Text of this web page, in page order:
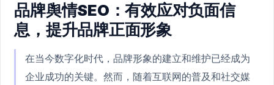
品牌舆情SEO：有效应对负面信
息，提升品牌正面形象
在当今数字化时代，品牌形象的建立和维护已经成为
企业成功的关键。然而，随着互联网的普及和社交媒